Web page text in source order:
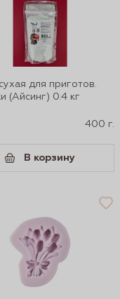
для приготов.
(Айсинг) 0.4 кг
400 г.
В корзину